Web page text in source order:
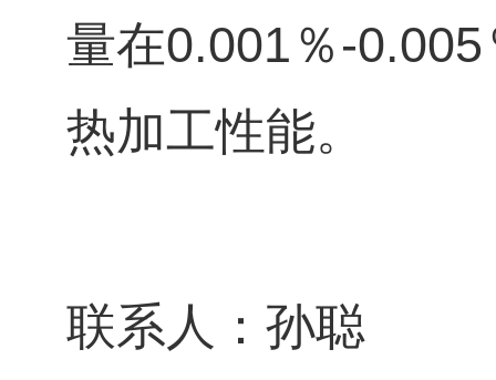
量在0.001％
热加工性能。
联系人：孙聪